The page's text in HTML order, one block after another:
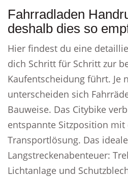
Fahrradladen
deshalb dies so
Hier findest du eine
dich Schritt für Schritt zur
Kaufentscheidung führt. Je
unterscheiden sich
Bauweise. Das Citybike
entspannte Sitzposition mit
Transportlösung. Das
Langstreckenabenteuer:
Lichtanlage und